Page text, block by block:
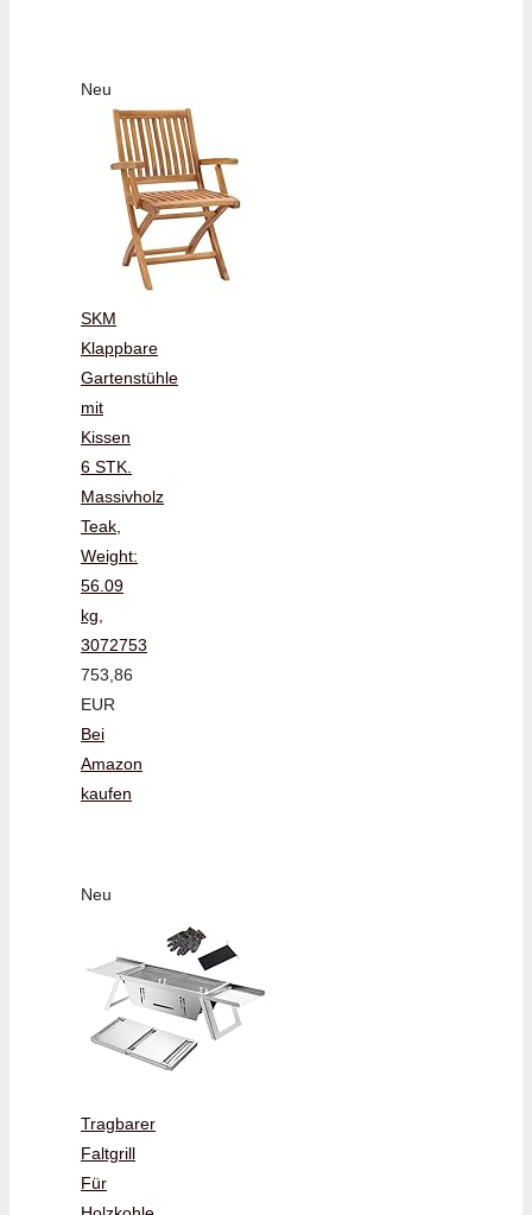
Neu
SKM
Klappbare
Gartenstühle
mit
Kissen
6 STK.
Massivholz
Teak,
Weight:
56.09
kg,
3072753
753,86
EUR
Bei
Amazon
kaufen
Neu
Tragbarer
Faltgrill
Für